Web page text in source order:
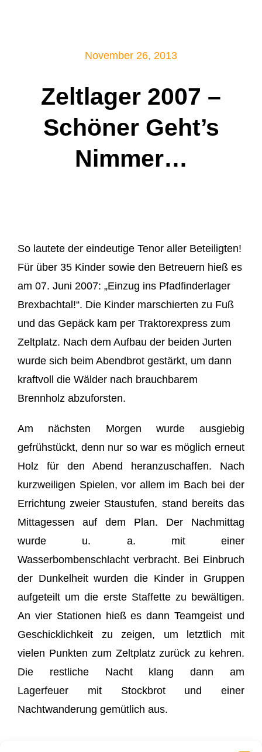
November 26, 2013
Zeltlager 2007 –
Schöner Geht’s
Nimmer…
So lautete der eindeutige Tenor aller Beteiligten!
Für über 35 Kinder sowie den Betreuern hieß es
am 07. Juni 2007: „Einzug ins Pfadfinderlager
Brexbachtal!“. Die Kinder marschierten zu Fuß
und das Gepäck kam per Traktorexpress zum
Zeltplatz. Nach dem Aufbau der beiden Jurten
wurde sich beim Abendbrot gestärkt, um dann
kraftvoll die Wälder nach brauchbarem
Brennholz abzuforsten.
Am nächsten Morgen wurde ausgiebig
gefrühstückt, denn nur so war es möglich erneut
Holz für den Abend heranzuschaffen. Nach
kurzweiligen Spielen, vor allem im Bach bei der
Errichtung zweier Staustufen, stand bereits das
Mittagessen auf dem Plan. Der Nachmittag
wurde u. a. mit einer
Wasserbombenschlacht verbracht. Bei Einbruch
der Dunkelheit wurden die Kinder in Gruppen
aufgeteilt um die erste Staffette zu bewältigen.
An vier Stationen hieß es dann Teamgeist und
Geschicklichkeit zu zeigen, um letztlich mit
vielen Punkten zum Zeltplatz zurück zu kehren.
Die restliche Nacht klang dann am
Lagerfeuer mit Stockbrot und einer
Nachtwanderung gemütlich aus.